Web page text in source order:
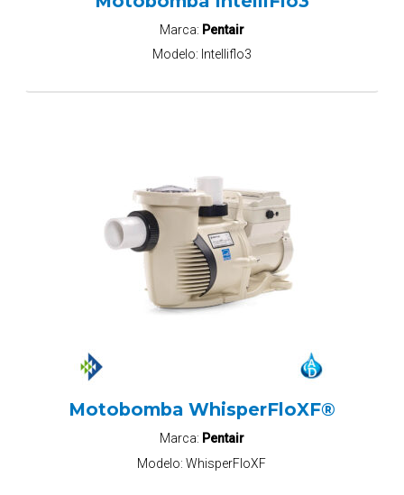
Marca: Pentair
Modelo: Intelliflo3
Motobomba WhisperFloXF®
Marca: Pentair
Modelo:WhisperFloXF